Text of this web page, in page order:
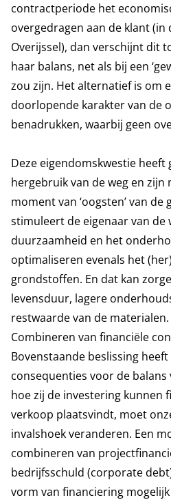
contractperiode het
overgedragen aan de klant (in
Overijssel), dan verschijnt dit
haar balans, net als bij een
zou zijn. Het alternatief is om
doorlopende karakter van de
benadrukken, waarbij geen
Deze eigendomskwestie
hergebruik van de weg en
moment van ‘oogsten’ van
stimuleert de eigenaar van de
duurzaamheid en het
optimaliseren evenals het
grondstoffen. En dat kan
levensduur, lagere
restwaarde van de materialen.
Combineren van financiële
Bovenstaande beslissing
consequenties voor de
hoe zij de investering kunnen
verkoop plaatsvindt, moet
invalshoek veranderen. Een
combineren van
bedrijfsschuld (corporate
vorm van financiering